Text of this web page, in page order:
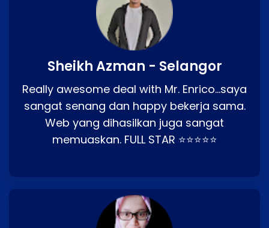
Sheikh Azman - Selangor
Really awesome deal with Mr. Enrico…saya
sangat senang dan happy bekerja sama.
Web yang dihasilkan juga sangat
memuaskan. FULL STAR ⭐⭐⭐⭐⭐